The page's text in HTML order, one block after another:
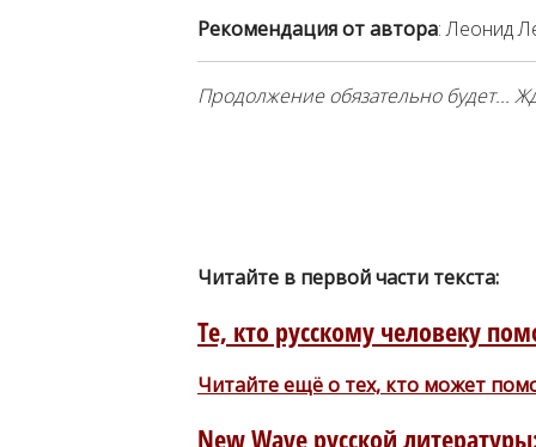
Рекомендация от автора: Леонид
Продолжение обязательно будет...
Читайте в первой части текста:
Те, кто русскому человеку
Читайте ещё о тех, кто может
New Wave русской